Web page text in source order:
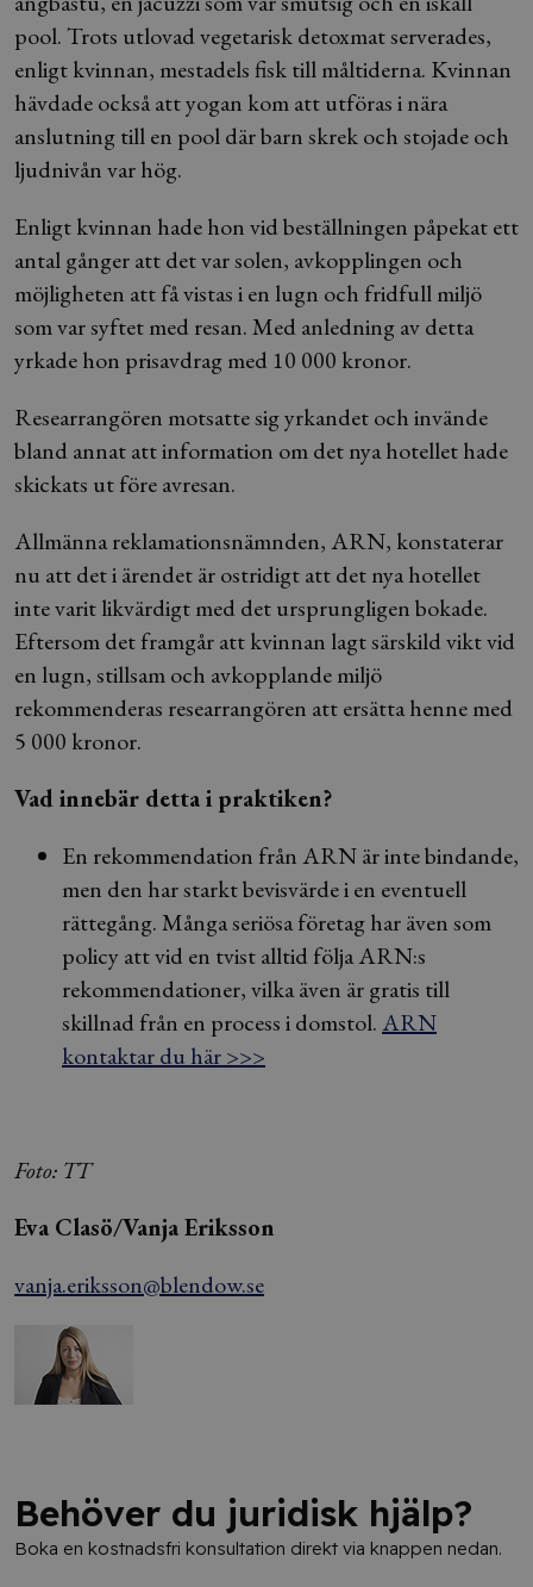
pool. Trots utlovad vegetarisk detoxmat serverades,
enligt kvinnan, mestadels fisk till måltiderna. Kvinnan
hävdade också att yogan kom att utföras i nära
anslutning till en pool där barn skrek och stojade och
ljudnivån var hög.
Enligt kvinnan hade hon vid beställningen påpekat ett
antal gånger att det var solen, avkopplingen och
möjligheten att få vistas i en lugn och fridfull miljö
som var syftet med resan. Med anledning av detta
yrkade hon prisavdrag med 10 000 kronor.
Researrangören motsatte sig yrkandet och invände
bland annat att information om det nya hotellet hade
skickats ut före avresan.
Allmänna reklamationsnämnden, ARN, konstaterar
nu att det i ärendet är ostridigt att det nya hotellet
inte varit likvärdigt med det ursprungligen bokade.
Eftersom det framgår att kvinnan lagt särskild vikt vid
en lugn, stillsam och avkopplande miljö
rekommenderas researrangören att ersätta henne med
5 000 kronor.
Vad innebär detta i praktiken?
En rekommendation från ARN är inte bindande,
men den har starkt bevisvärde i en eventuell
rättegång. Många seriösa företag har även som
policy att vid en tvist alltid följa ARN:s
rekommendationer, vilka även är gratis till
skillnad från en process i domstol.ARN
kontaktar du här >>>
Foto: TT
Eva Clasö/Vanja Eriksson
vanja.eriksson@blendow.se
Behöver du juridisk hjälp?
Boka en kostnadsfri konsultation direkt via knappen nedan.